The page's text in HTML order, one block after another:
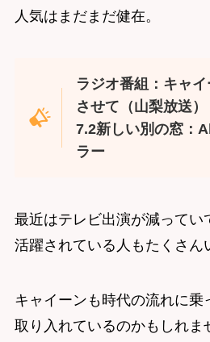
人気はまだまだ健在。
ラジオ番組：キャ
させて（山梨放送）
7.2新しい別の窓：
ラー
最近はテレビ出演が減ってい
活躍されている人もたくさん
キャイーンも時代の流れに乗
取り入れているのかもしれま